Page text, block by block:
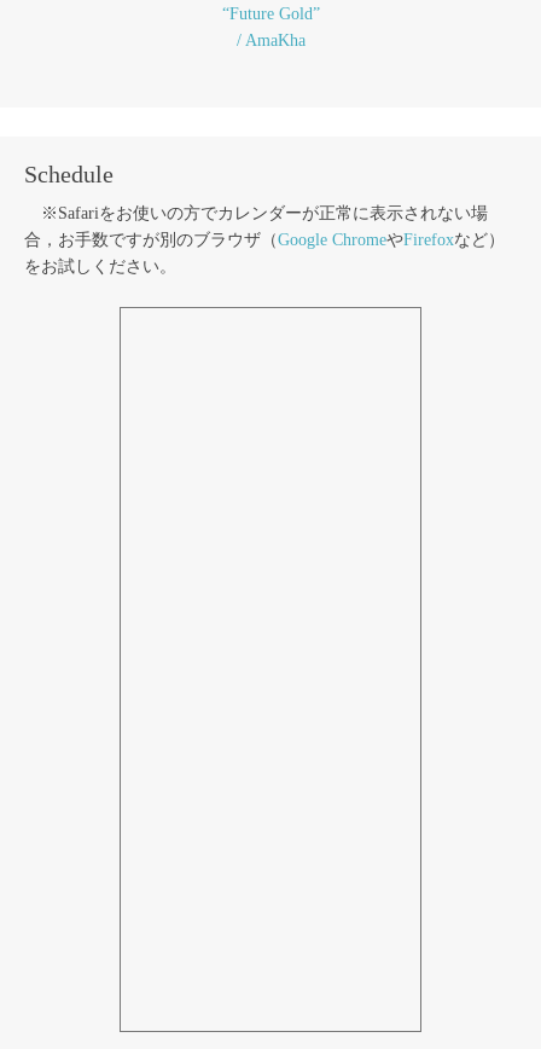
“Future Gold”
/ AmaKha
Schedule
※Safariをお使いの方でカレンダーが正常に表示されない場
合，お手数ですが別のブラウザ（Google ChromeやFirefoxなど）
をお試しください。